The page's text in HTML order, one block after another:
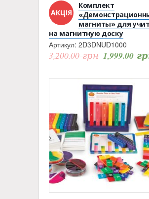
АКЦІЯ
Комплект
магниты» для
на магнитную доску
Артикул: 2D3DNUD1000
3,200.00грн 1,999.00